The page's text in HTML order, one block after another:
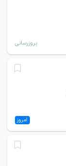
بروزرسانی
امروز